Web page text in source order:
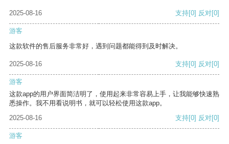
2025-08-16 支持[0] 反对[0]
游客
这款软件的售后服务非常好，遇到问题都能得到及时解决。
2025-08-16 支持[0] 反对[0]
游客
这款app的用户界面简洁明了，使用起来非常容易上手，让我能够快速熟
悉操作。我不用看说明书，就可以轻松使用这款app。
2025-08-16
支持[0] 反对[0]
游客